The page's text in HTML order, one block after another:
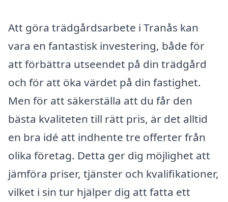
Att göra trädgårdsarbete i Tranås kan
vara en fantastisk investering, både för
att förbättra utseendet på din trädgård
och för att öka värdet på din fastighet.
Men för att säkerställa att du får den
bästa kvaliteten till rätt pris, är det alltid
en bra idé att indhente tre offerter från
olika företag. Detta ger dig möjlighet att
jämföra priser, tjänster och kvalifikationer,
vilket i sin tur hjälper dig att fatta ett